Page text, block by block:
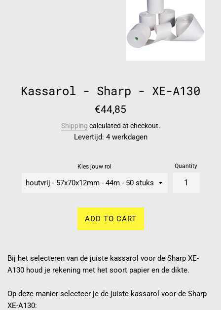
Kassarol - Sharp - XE-A130
Regular
€44,85
Shipping calculated at checkout.
Levertijd: 4 werkdagen
Kies jouw rol Quantity
ADD TO CART
Bij het selecteren van de juiste kassarol voor de Sharp XE-
A130 houd je rekening met het soort papier en de dikte.
Op deze manier selecteer je de juiste kassarol voor de Sharp
XE-A130: